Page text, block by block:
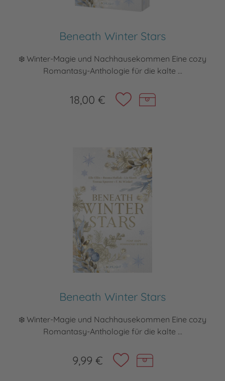
Beneath Winter Stars
❄️ Winter-Magie und Nachhausekommen Eine cozy
Romantasy-Anthologie für die kalte ...
18,00 €
Beneath Winter Stars
❄️ Winter-Magie und Nachhausekommen Eine cozy
Romantasy-Anthologie für die kalte ...
9,99 €